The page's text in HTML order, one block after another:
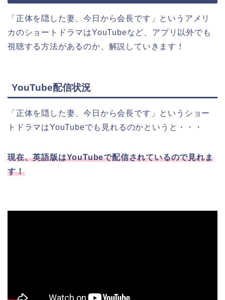
「正体を隠した妻、今日から会長です」というアメリ
カのショートドラマはYouTubeなど、アプリ以外でも
視聴する方法があるのか、解説していきます！
YouTube配信状況
「正体を隠した妻、今日から会長です」というショー
トドラマはYouTubeでも見れるのかというと・・・
現在、英語版はYouTubeで配信されているので見れま
す！